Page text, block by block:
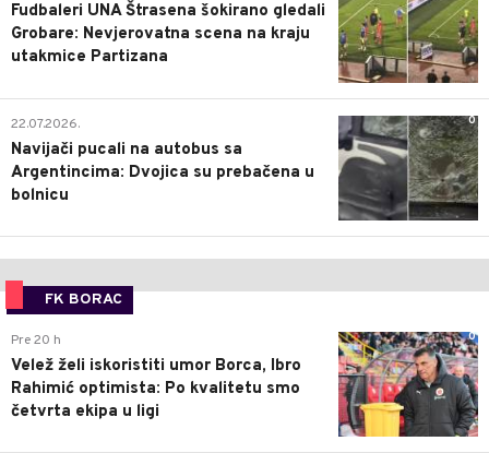
Fudbaleri UNA Štrasena šokirano gledali
Grobare: Nevjerovatna scena na kraju
utakmice Partizana
0
22.07.2026.
Navijači pucali na autobus sa
Argentincima: Dvojica su prebačena u
bolnicu
FK BORAC
0
Pre 20 h
Velež želi iskoristiti umor Borca, Ibro
Rahimić optimista: Po kvalitetu smo
četvrta ekipa u ligi